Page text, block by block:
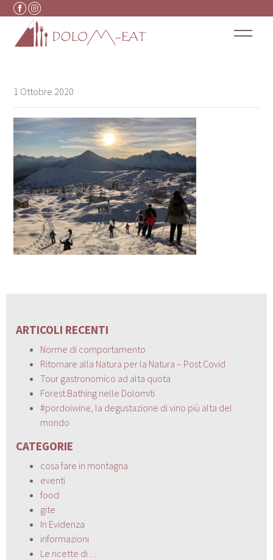
Vai al contenuto
1 Ottobre 2020
ARTICOLI RECENTI
Norme di comportamento
Ritornare alla Natura per la Natura – Post Covid
Tour gastronomico ad alta quota
Forest Bathing nelle Dolomiti
#pordoiwine, la degustazione di vino più alta del
mondo
CATEGORIE
cosa fare in montagna
eventi
food
gite
In Evidenza
informazioni
Le ricette di …